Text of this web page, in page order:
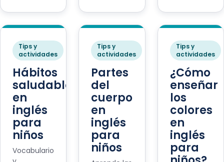
Tips y
actividades
Hábitos
saludables
en
inglés
para
niños
Vocabulario
Tips y
actividades
Partes
del
cuerpo
en
inglés
para
niños
Tips y
actividades
¿Cómo
enseñar
los
colores
en
inglés
para